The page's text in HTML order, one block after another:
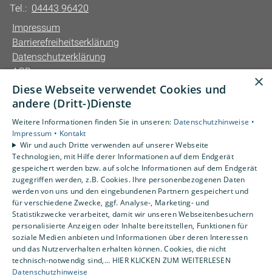
Tel.: 04443 96420
Impressum
Barrierefreiheitserklärung
Datenschutzerklärung
AGB
Unsere Bereiche
Gewerbekunden
Karriere
Unternehmen
Kontakt
×
Diese Webseite verwendet Cookies und
andere (Dritt-)Dienste
Weitere Informationen finden Sie in unseren: Datenschutzhinweise •
Impressum • Kontakt
Wir und auch Dritte verwenden auf unserer Webseite
Technologien, mit Hilfe derer Informationen auf dem Endgerät
gespeichert werden bzw. auf solche Informationen auf dem Endgerät
zugegriffen werden, z.B. Cookies. Ihre personenbezogenen Daten
werden von uns und den eingebundenen Partnern gespeichert und
für verschiedene Zwecke, ggf. Analyse-, Marketing- und
Statistikzwecke verarbeitet, damit wir unseren Webseitenbesuchern
personalisierte Anzeigen oder Inhalte bereitstellen, Funktionen für
soziale Medien anbieten und Informationen über deren Interessen
und das Nutzerverhalten erhalten können. Cookies, die nicht
technisch-notwendig sind,... HIER KLICKEN ZUM WEITERLESEN
Datenschutzhinweise